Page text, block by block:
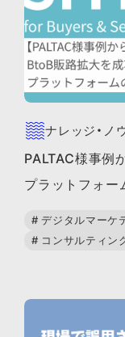
ナレッジ・ノ
PALTAC様事例
プラットフォー
# デジタルマーケ
# コンサルティン